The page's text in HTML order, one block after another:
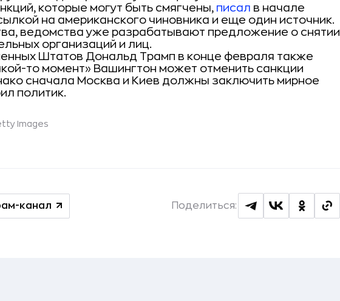
которые могут быть смягчены, писал в начале
на американского чиновника и еще один источник.
ведомства уже разрабатывают предложение о снятии
организаций и лиц.
Штатов Дональд Трамп в конце февраля также
то момент» Вашингтон может отменить санкции
сначала Москва и Киев должны заключить мирное
политик.
Images
канал Поделиться: